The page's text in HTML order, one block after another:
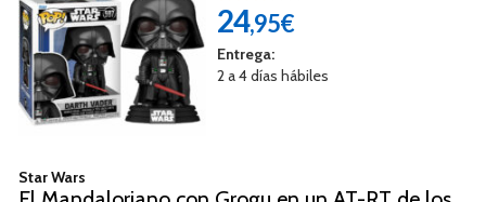
24,95€
Entrega:
2 a 4 días hábiles
Star Wars